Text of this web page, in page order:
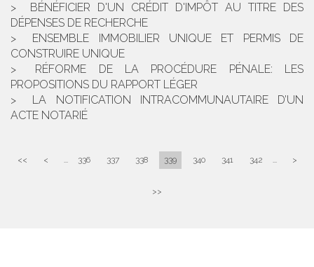
BÉNÉFICIER D'UN CRÉDIT D'IMPÔT AU TITRE DES
DÉPENSES DE RECHERCHE
ENSEMBLE IMMOBILIER UNIQUE ET PERMIS DE
CONSTRUIRE UNIQUE
RÉFORME DE LA PROCÉDURE PÉNALE: LES
PROPOSITIONS DU RAPPORT LÉGER
LA NOTIFICATION INTRACOMMUNAUTAIRE D’UN
ACTE NOTARIÉ
<< < ... 336 337 338 339 340 341 342 ... >
>>